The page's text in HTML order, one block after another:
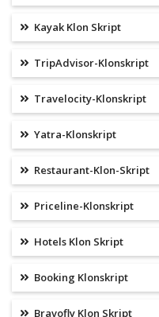
Kayak Klon Skript
TripAdvisor-Klonskript
Travelocity-Klonskript
Yatra-Klonskript
Restaurant-Klon-Skript
Priceline-Klonskript
Hotels Klon Skript
Booking Klonskript
Bravofly Klon Skript